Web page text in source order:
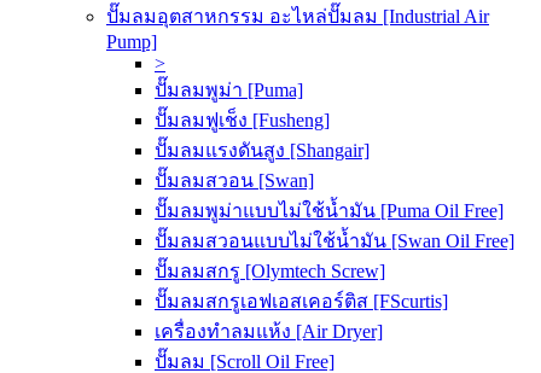
ปั๊มลมอุตสาหกรรม อะไหล่ปั๊มลม [Industrial Air
Pump]
>
ปั๊มลมพูม่า [Puma]
ปั๊มลมฟูเช็ง [Fusheng]
ปั๊มลมแรงดันสูง [Shangair]
ปั๊มลมสวอน [Swan]
ปั๊มลมพูม่าแบบไม่ใช้น้ำมัน [Puma Oil Free]
ปั๊มลมสวอนแบบไม่ใช้น้ำมัน [Swan Oil Free]
ปั๊มลมสกรู [Olymtech Screw]
ปั๊มลมสกรูเอฟเอสเคอร์ติส [FScurtis]
เครื่องทำลมแห้ง [Air Dryer]
ปั๊มลม [Scroll Oil Free]